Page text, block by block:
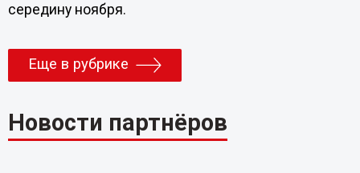
середину ноября.
Еще в рубрике
Новости партнёров